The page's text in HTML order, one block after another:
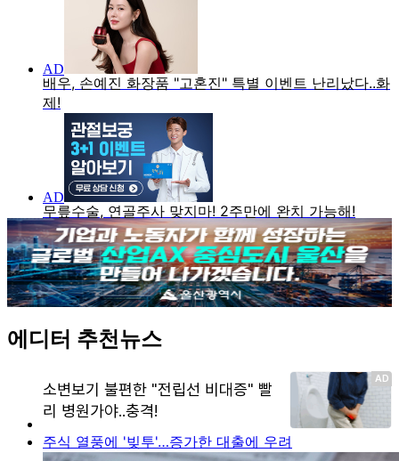
에디터 추천뉴스
주식 열풍에 '빚투'…증가한 대출에 우려